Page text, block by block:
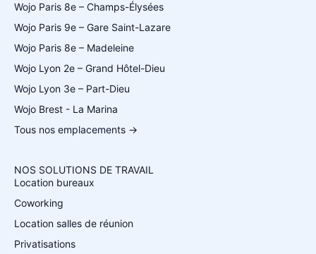
Wojo Paris 8e – Champs-Élysées
Wojo Paris 9e – Gare Saint-Lazare
Wojo Paris 8e – Madeleine
Wojo Lyon 2e – Grand Hôtel-Dieu
Wojo Lyon 3e – Part-Dieu
Wojo Brest - La Marina
Tous nos emplacements →
NOS SOLUTIONS DE TRAVAIL
Location bureaux
Coworking
Location salles de réunion
Privatisations